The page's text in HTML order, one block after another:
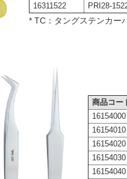
16311522
PRI28-
* TC：タングステンカー
商品コー
16154000
16154010
16154020
16154030
16154040